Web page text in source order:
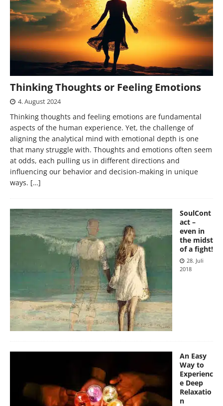
Thinking Thoughts or Feeling Emotions
4. August 2024
Thinking thoughts and feeling emotions are fundamental
aspects of the human experience. Yet, the challenge of
aligning the analytical mind with emotional depth is one
that many struggle with. Thoughts and emotions often seem
at odds, each pulling us in different directions and
influencing our behavior and decision-making in unique
ways. […]
SoulCont
act –
even in
the midst
of a fight!
28. Juli
2018
An Easy
Way to
Experienc
e Deep
Relaxatio
n